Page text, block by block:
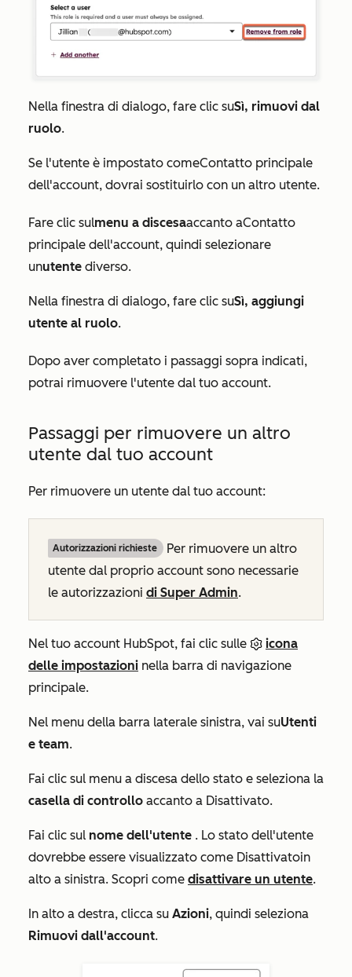
Nella finestra di dialogo, fare clic suSì, rimuovi dal
ruolo.
Se l'utente è impostato comeContatto principale
dell'account, dovrai sostituirlo con un altro utente.
Fare clic sulmenu a discesaaccanto aContatto
principale dell'account, quindi selezionare
unutente diverso.
Nella finestra di dialogo, fare clic suSì, aggiungi
utente al ruolo.
Dopo aver completato i passaggi sopra indicati,
potrai rimuovere l'utente dal tuo account.
Passaggi per rimuovere un altro
utente dal tuo account
Per rimuovere un utente dal tuo account:
Autorizzazioni richieste
Per rimuovere un altro
utente dal proprio account sono necessarie
le autorizzazioni di Super Admin.
Nel tuo account HubSpot, fai clic sulle
icona
delle impostazioni nella barra di navigazione
principale.
Nel menu della barra laterale sinistra, vai suUtenti
e team.
Fai clic sul menu a discesa dello stato e seleziona la
casella di controllo accanto a Disattivato.
Fai clic sul nome dell'utente . Lo stato dell'utente
dovrebbe essere visualizzato come Disattivatoin
alto a sinistra. Scopri come disattivare un utente.
In alto a destra, clicca su Azioni, quindi seleziona
Rimuovi dall'account.